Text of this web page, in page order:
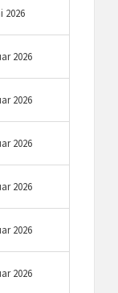
2026
2026
2026
2026
2026
2026
2026